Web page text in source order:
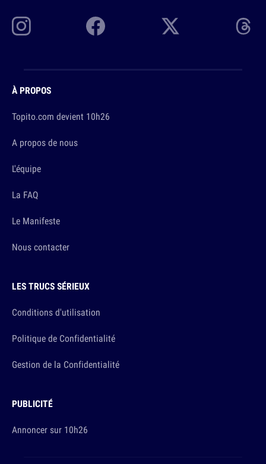
À PROPOS
Topito.com devient 10h26
A propos de nous
L'équipe
La FAQ
Le Manifeste
Nous contacter
LES TRUCS SÉRIEUX
Conditions d'utilisation
Politique de Confidentialité
Gestion de la Confidentialité
PUBLICITÉ
Annoncer sur 10h26